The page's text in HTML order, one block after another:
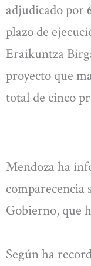
adjudicado por
plazo de
Eraikuntza
proyecto que
total de cinco
Mendoza ha
comparecencia
Gobierno, que
Según ha